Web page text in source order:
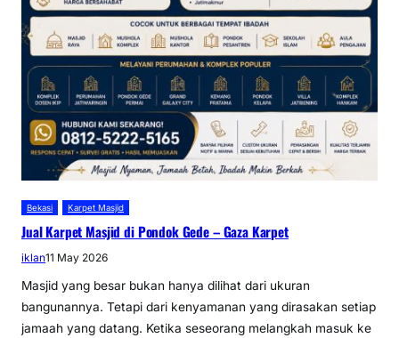
Bekasi Karpet Masjid
Jual Karpet Masjid di Pondok Gede – Gaza Karpet
iklan11 May 2026
Masjid yang besar bukan hanya dilihat dari ukuran
bangunannya. Tetapi dari kenyamanan yang dirasakan setiap
jamaah yang datang. Ketika seseorang melangkah masuk ke